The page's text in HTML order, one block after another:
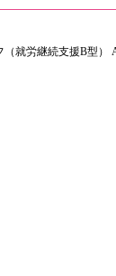
就労継続支援B型）